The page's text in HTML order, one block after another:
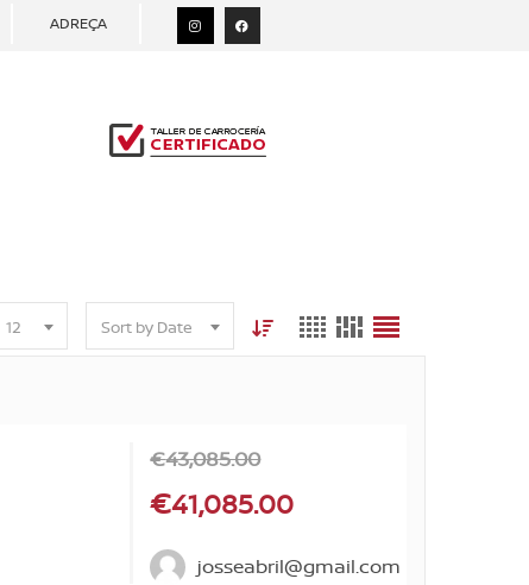
ADREÇA
12 Sort by Date
€43,085.00
€41,085.00
josseabril@gmail.com